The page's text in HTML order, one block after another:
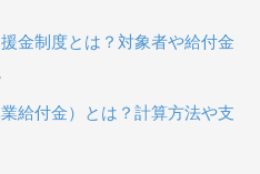
金制度とは？対象者や給付金
給付金）とは？計算方法や支